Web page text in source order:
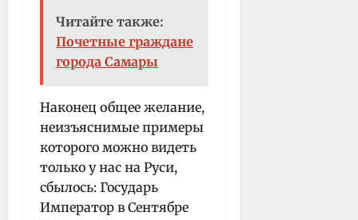
Читайте также:
Почетные граждане
города Самары
Наконец общее желание,
неизъяснимые примеры
которого можно видеть
только у нас на Руси,
сбылось: Государь
Император в Сентябре